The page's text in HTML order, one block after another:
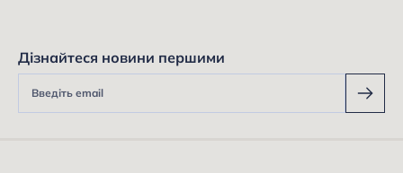
Дізнайтеся новини першими